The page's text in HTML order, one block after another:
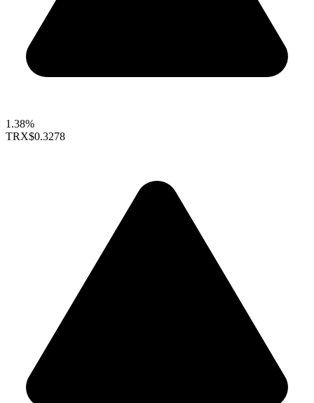
1.38%
TRX$0.3278